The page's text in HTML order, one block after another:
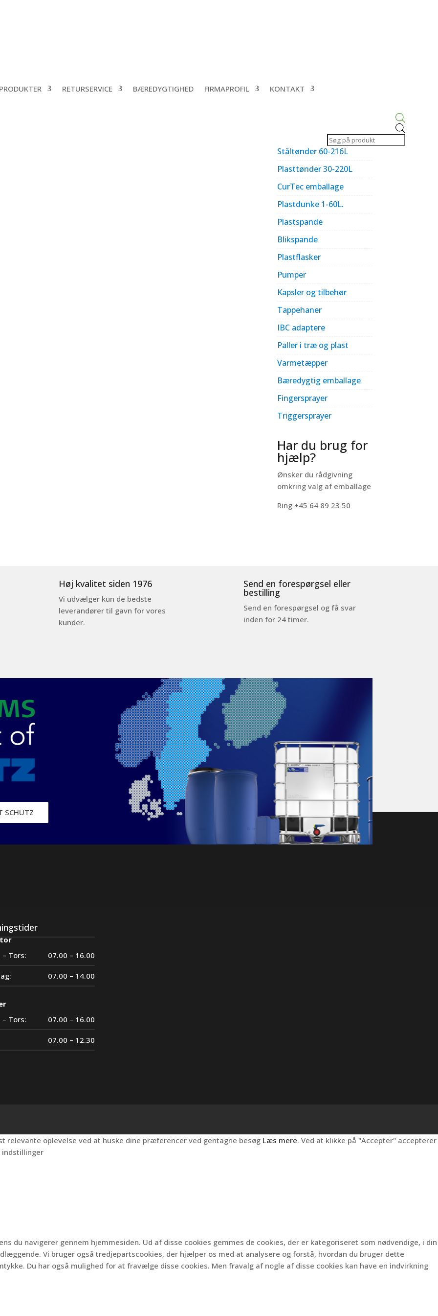
RETURSERVICE BÆREDYGTIGHED FIRMAPROFIL KONTAKT
Products
search
– REKO
Ståltønder 60-216L
Plasttønder 30-220L
CurTec emballage
Plastdunke 1-60L.
Plastspande
Blikspande
Plastflasker
Pumper
Kapsler og tilbehør
Tappehaner
IBC adaptere
Paller i træ og plast
Varmetæpper
Bæredygtig emballage
Fingersprayer
Triggersprayer
Har du brug for
hjælp?
Ønsker du rådgivning
omkring valg af emballage
Ring +45 64 89 23 50
Høj kvalitet siden 1976
Vi udvælger kun de bedste
leverandører til gavn for vores
kunder.
Send en forespørgsel eller
bestilling
Send en forespørgsel og få svar
inden for 24 timer.
SCHÜTZ
– Tors:
07.00 – 16.00
07.00 – 14.00
– Tors:
07.00 – 16.00
07.00 – 12.30
relevante oplevelse ved at huske dine præferencer ved gentagne besøg Læs mere. Ved at klikke på "Accepter" accepterer
indstillinger
du navigerer gennem hjemmesiden. Ud af disse cookies gemmes de cookies, der er kategoriseret som nødvendige, i din
Vi bruger også tredjepartscookies, der hjælper os med at analysere og forstå, hvordan du bruger dette
Du har også mulighed for at fravælge disse cookies. Men fravalg af nogle af disse cookies kan have en indvirkning